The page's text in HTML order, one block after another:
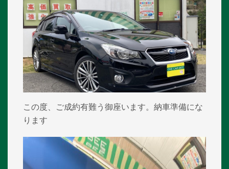
この度、ご成約有難う御座います。納車準備にな
ります